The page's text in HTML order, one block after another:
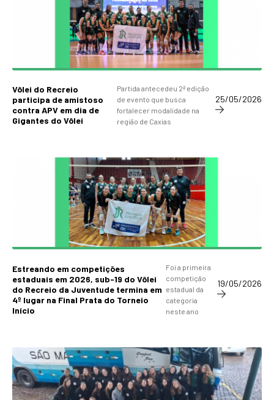
Vôlei do Recreio
participa de amistoso
contra APV em dia de
Gigantes do Vôlei
Partida antecedeu 2ª edição
de evento que busca
fortalecer modalidade na
região de Caxias
25/05/2026
Estreando em competições
estaduais em 2026, sub-19 do Vôlei
do Recreio da Juventude termina em
4º lugar na Final Prata do Torneio
Início
Foi a primeira
competição
estadual da
categoria
neste ano
19/05/2026